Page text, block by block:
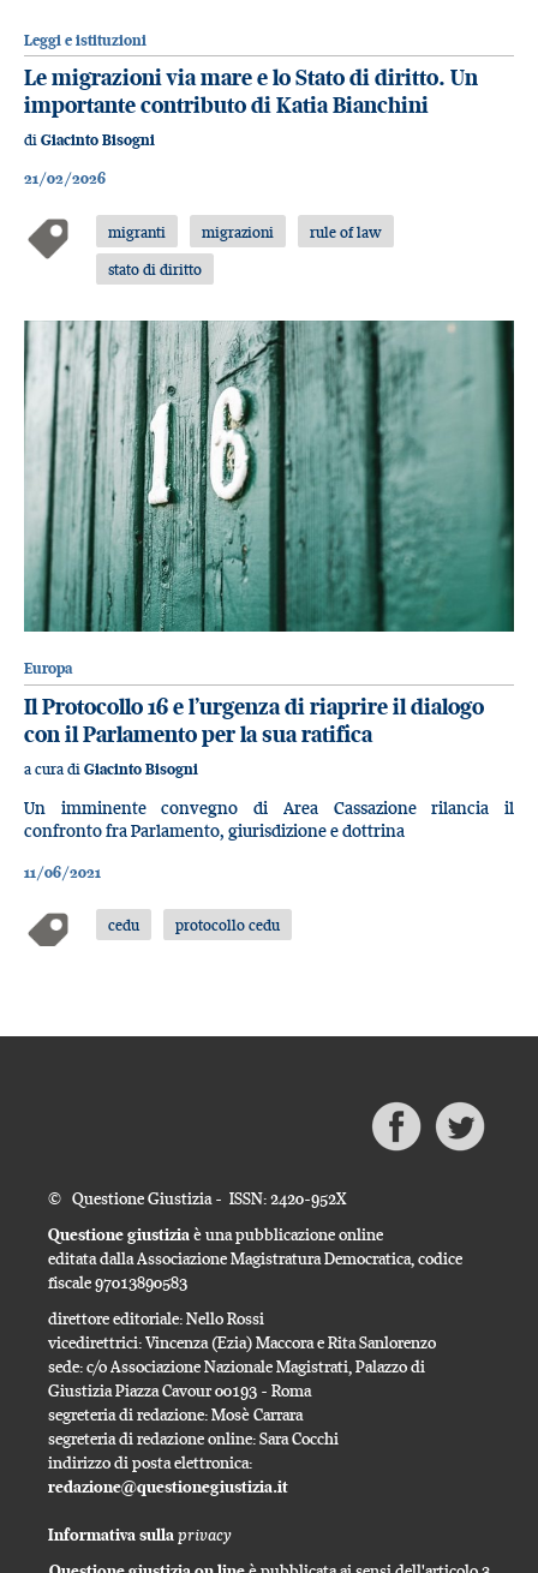
Leggi e istituzioni
Le migrazioni via mare e lo Stato di diritto. Un
importante contributo di Katia Bianchini
di Giacinto Bisogni
21/02/2026
migranti migrazioni
rule of law
stato di diritto
Europa
Il Protocollo 16 e l’urgenza di riaprire il dialogo
con il Parlamento per la sua ratifica
a cura di Giacinto Bisogni
Un imminente convegno di Area Cassazione rilancia il
confronto fra Parlamento, giurisdizione e dottrina
11/06/2021
cedu protocollo cedu
© Questione Giustizia - ISSN: 2420-952X
Questione giustiziaè una pubblicazione online
editata dalla Associazione Magistratura Democratica, codice
fiscale 97013890583
direttore editoriale: Nello Rossi
vicedirettrici: Vincenza (Ezia) Maccora e Rita Sanlorenzo
sede: c/o Associazione Nazionale Magistrati, Palazzo di
Giustizia Piazza Cavour 00193 - Roma
segreteria di redazione: Mosè Carrara
segreteria di redazione online: Sara Cocchi
indirizzo di posta elettronica:
redazione@questionegiustizia.it
Informativa sullaprivacy